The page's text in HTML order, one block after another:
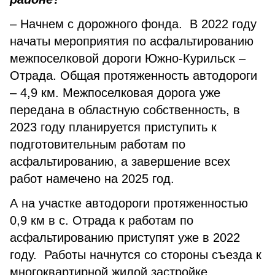
– Начнем с дорожного фонда. В 2022 году
начаты мероприятия по асфальтированию
межпоселковой дороги Южно-Курильск –
Отрада. Общая протяженность автодороги
– 4,9 км. Межпоселковая дорога уже
передана в областную собственность, в
2023 году планируется приступить к
подготовительным работам по
асфальтированию, а завершение всех
работ намечено на 2025 год.
А на участке автодороги протяженностью
0,9 км в с. Отрада к работам по
асфальтированию приступят уже в 2022
году. Работы начнутся со стороны съезда к
многоквартирной жилой застройке.